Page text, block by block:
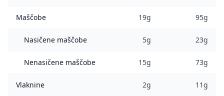
Maščobe 19g 95g
Nasičene maščobe 5g 23g
Nenasičene maščobe 15g 73g
Vlaknine 2g 11g